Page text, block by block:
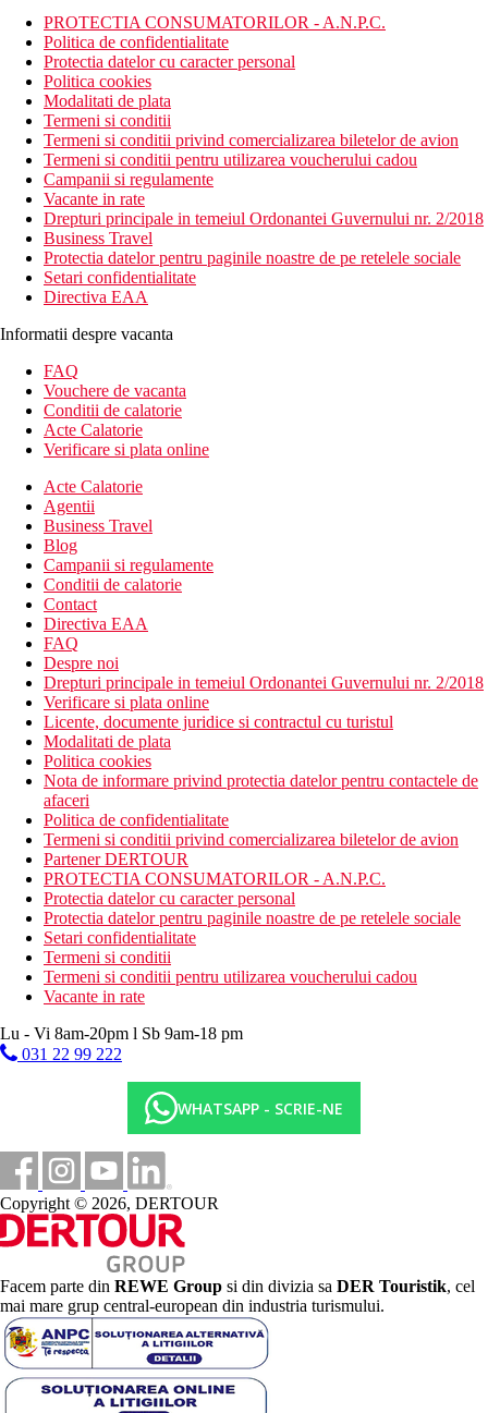
PROTECTIA CONSUMATORILOR - A.N.P.C.
Politica de confidentialitate
Protectia datelor cu caracter personal
Politica cookies
Modalitati de plata
Termeni si conditii
Termeni si conditii privind comercializarea biletelor de avion
Termeni si conditii pentru utilizarea voucherului cadou
Campanii si regulamente
Vacante in rate
Drepturi principale in temeiul Ordonantei Guvernului nr. 2/2018
Business Travel
Protectia datelor pentru paginile noastre de pe retelele sociale
Setari confidentialitate
Directiva EAA
Informatii despre vacanta
FAQ
Vouchere de vacanta
Conditii de calatorie
Acte Calatorie
Verificare si plata online
Acte Calatorie
Agentii
Business Travel
Blog
Campanii si regulamente
Conditii de calatorie
Contact
Directiva EAA
FAQ
Despre noi
Drepturi principale in temeiul Ordonantei Guvernului nr. 2/2018
Verificare si plata online
Licente, documente juridice si contractul cu turistul
Modalitati de plata
Politica cookies
Nota de informare privind protectia datelor pentru contactele de
afaceri
Politica de confidentialitate
Termeni si conditii privind comercializarea biletelor de avion
Partener DERTOUR
PROTECTIA CONSUMATORILOR - A.N.P.C.
Protectia datelor cu caracter personal
Protectia datelor pentru paginile noastre de pe retelele sociale
Setari confidentialitate
Termeni si conditii
Termeni si conditii pentru utilizarea voucherului cadou
Vacante in rate
Lu - Vi 8am-20pm l Sb 9am-18 pm
031 22 99 222
WHATSAPP - SCRIE-NE
Copyright © 2026, DERTOUR
Facem parte din REWE Group si din divizia sa DER Touristik, cel
mai mare grup central-european din industria turismului.